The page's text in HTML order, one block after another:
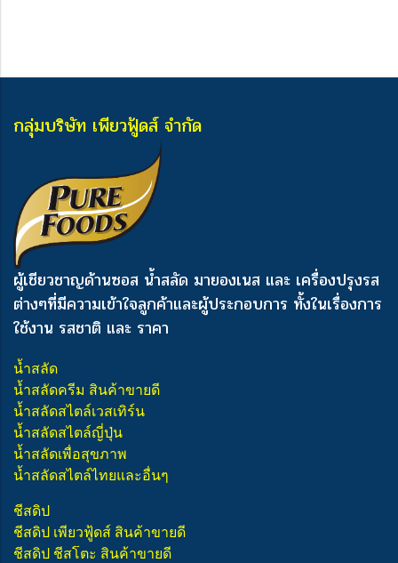
กลุ่มบริษัท เพียวฟู้ดส์ จำกัด
ผู้เชียวชาญด้านซอส น้ำสลัด มายองเนส และ เครื่องปรุงรส
ต่างๆที่มีความเข้าใจลูกค้าและผู้ประกอบการ ทั้งในเรื่องการ
ใช้งาน รสชาติ และ ราคา
น้ำสลัด
น้ำสลัดครีม สินค้าขายดี
น้ำสลัดสไตล์เวสเทิร์น
น้ำสลัดสไตล์ญี่ปุ่น
น้ำสลัดเพื่อสุขภาพ
น้ำสลัดสไตล์ไทยและอื่นๆ
ชีสดิป
ชีสดิป เพียวฟู้ดส์ สินค้าขายดี
ชีสดิป ชีสโตะ สินค้าขายดี